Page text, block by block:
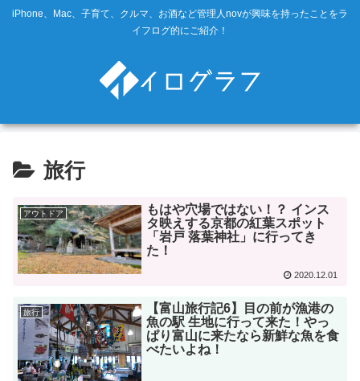
iPhone、Mac、子育て、クルマ、お酒など管理人novが興味を持ったことをラ
イフログ的にご紹介！
旅行
アウトドア
もはや穴場ではない！？ インス
タ映えする京都の紅葉スポット
「岩戸 落葉神社」に行ってき
た！
2020.12.01
旅行
【富山旅行記6】目の前が漁港の
魚の駅 生地に行って来た！やっ
ぱり富山に来たなら新鮮な魚を食
べたいよね！